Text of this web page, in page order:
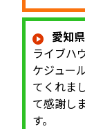
愛知
ライブハ
ケジュー
てくれま
て感謝し
す。